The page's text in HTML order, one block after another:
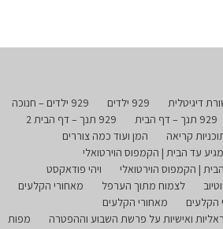
929 ילדים
929 ילדים – חנוכה
929 תנך – דף הבית
929 תנך – דף הבית 2
קריאה
המן ועוד כמה צוררים
עד הבית | הקמפוס הוירטואלי
| הקמפוס הוירטואלי
ויהי פודאקסט
יוטיוב לצמוח מתוך הערפל
מאחורי הקלעים
הקלעים
מאחורי הקלעים
ואישיות על פרשת השבוע וההפטרה
מפות